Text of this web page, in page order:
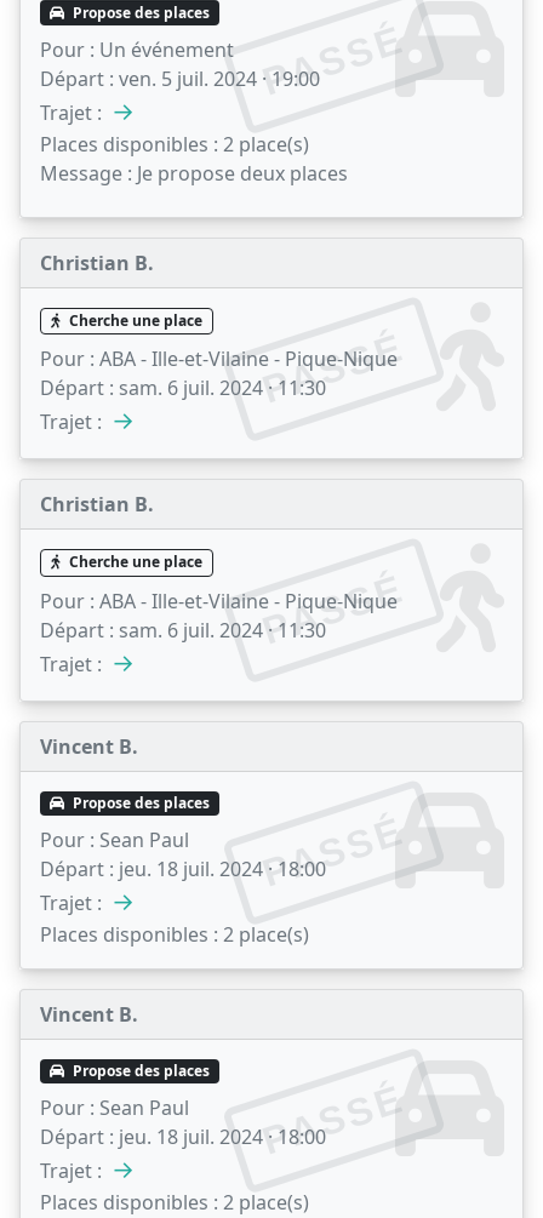
PASSÉ
Propose des places
Pour : Un événement
Départ : ven. 5 juil. 2024 · 19:00
Trajet : →
Places disponibles : 2 place(s)
Message : Je propose deux places
Christian B.
PASSÉ
Cherche une place
Pour : ABA - Ille-et-Vilaine - Pique-Nique
Départ : sam. 6 juil. 2024 · 11:30
Trajet : →
Christian B.
PASSÉ
Cherche une place
Pour : ABA - Ille-et-Vilaine - Pique-Nique
Départ : sam. 6 juil. 2024 · 11:30
Trajet : →
Vincent B.
PASSÉ
Propose des places
Pour : Sean Paul
Départ : jeu. 18 juil. 2024 · 18:00
Trajet : →
Places disponibles : 2 place(s)
Vincent B.
PASSÉ
Propose des places
Pour : Sean Paul
Départ : jeu. 18 juil. 2024 · 18:00
Trajet : →
Places disponibles : 2 place(s)